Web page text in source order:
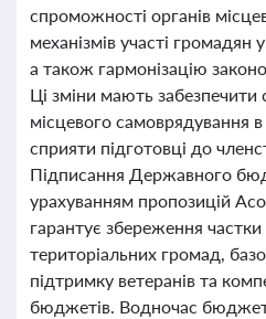
спроможності органів
механізмів участі громадян
а також гармонізацію
Ці зміни мають забезпечити
місцевого самоврядування
сприяти підготовці до
Підписання Державного
урахуванням пропозицій
гарантує збереження
територіальних громад,
підтримку ветеранів та
бюджетів. Водночас бюджет